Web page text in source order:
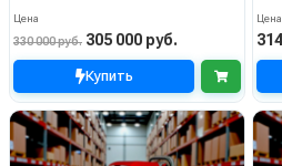
Цена
330 000 руб. 305 000 руб.
Купить
Цена